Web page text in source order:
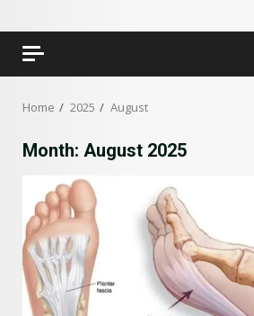
Home 2025 August
Month: August 2025